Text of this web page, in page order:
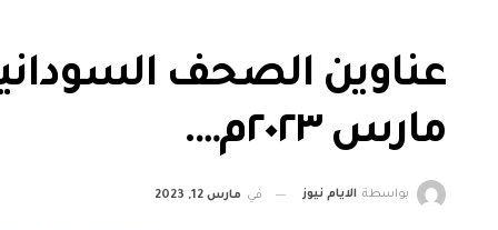
مارس ٢٠٢٣م….
بواسطة الايام نيوز في مارس 12, 2023